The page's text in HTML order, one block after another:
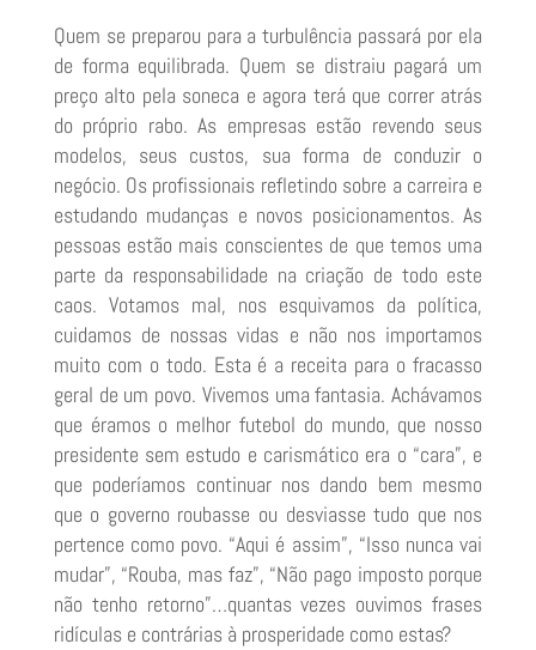
Quem se preparou para a turbulência passará por ela
de forma equilibrada. Quem se distraiu pagará um
preço alto pela soneca e agora terá que correr atrás
do próprio rabo. As empresas estão revendo seus
modelos, seus custos, sua forma de conduzir o
negócio. Os profissionais refletindo sobre a carreira e
estudando mudanças e novos posicionamentos. As
pessoas estão mais conscientes de que temos uma
parte da responsabilidade na criação de todo este
caos. Votamos mal, nos esquivamos da política,
cuidamos de nossas vidas e não nos importamos
muito com o todo. Esta é a receita para o fracasso
geral de um povo. Vivemos uma fantasia. Achávamos
que éramos o melhor futebol do mundo, que nosso
presidente sem estudo e carismático era o “cara”, e
que poderíamos continuar nos dando bem mesmo
que o governo roubasse ou desviasse tudo que nos
pertence como povo. “Aqui é assim”, “Isso nunca vai
mudar”, “Rouba, mas faz”, “Não pago imposto porque
não tenho retorno”…quantas vezes ouvimos frases
ridículas e contrárias à prosperidade como estas?